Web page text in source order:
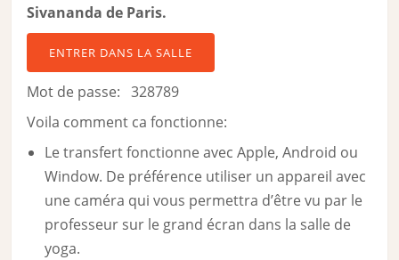
Sivananda de Paris.
ENTRER DANS LA SALLE
Mot de passe: 328789
Voila comment ca fonctionne:
Le transfert fonctionne avec Apple, Android ou
Window. De préférence utiliser un appareil avec
une caméra qui vous permettra d’être vu par le
professeur sur le grand écran dans la salle de
yoga.